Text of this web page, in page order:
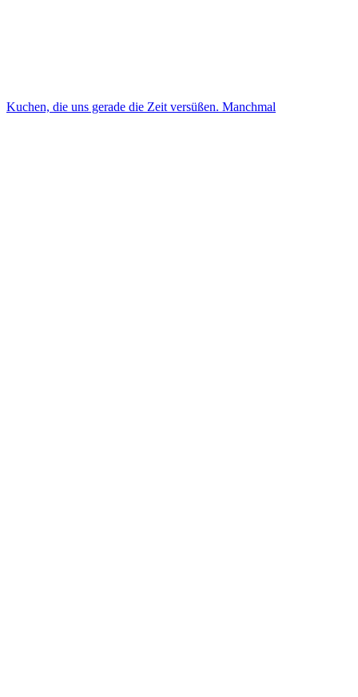
Kuchen, die uns gerade die Zeit versüßen. Manchmal